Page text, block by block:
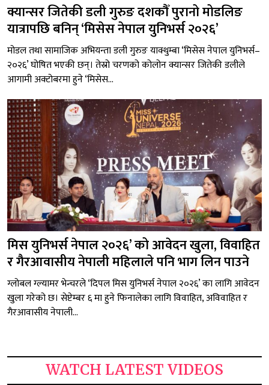
क्यान्सर जितेकी डली गुरुङ दशकौँ पुरानो मोडलिङ
यात्रापछि बनिन् ‘मिसेस नेपाल युनिभर्स २०२६’
मोडल तथा सामाजिक अभियन्ता डली गुरुङ याक्थुम्बा ‘मिसेस नेपाल युनिभर्स–
२०२६’ घोषित भएकी छन्। तेस्रो चरणको कोलोन क्यान्सर जितेकी डलीले
आगामी अक्टोबरमा हुने ‘मिसेस...
मिस युनिभर्स नेपाल २०२६’ को आवेदन खुला, विवाहित
र गैरआवासीय नेपाली महिलाले पनि भाग लिन पाउने
ग्लोबल ग्ल्यामर भेन्चरले ‘दिपल मिस युनिभर्स नेपाल २०२६’ का लागि आवेदन
खुला गरेको छ। सेप्टेम्बर ६ मा हुने फिनालेका लागि विवाहित, अविवाहित र
गैरआवासीय नेपाली...
WATCH LATEST VIDEOS